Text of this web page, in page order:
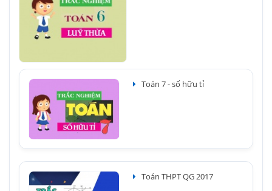
Toán 7 - số hữu tỉ
Toán THPT QG 2017